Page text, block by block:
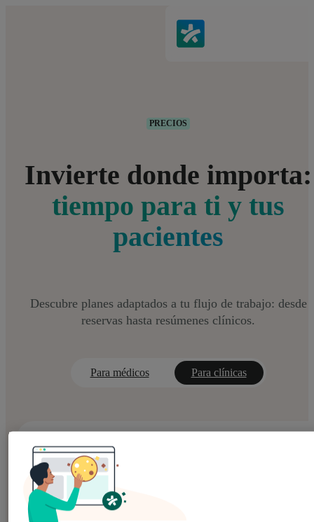
PRECIOS
Invierte donde importa:
tiempo para ti y tus
pacientes
Descubre planes adaptados a tu flujo de trabajo: desde
reservas hasta resúmenes clínicos.
Para médicos Para clínicas
Noa Notes